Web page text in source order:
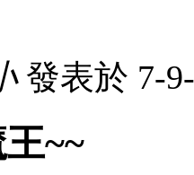
發表於 7-
~~